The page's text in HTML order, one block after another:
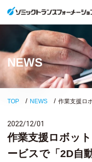
NEWS
TOP NEWS
2022/12/01
作業支援ロボッ
ービスで「2D自